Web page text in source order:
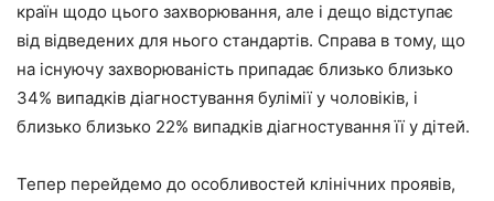
країн щодо цього захворювання, але і дещо відступає
від відведених для нього стандартів. Справа в тому, що
на існуючу захворюваність припадає близько близько
34% випадків діагностування булімії у чоловіків, і
близько близько 22% випадків діагностування її у дітей.
Тепер перейдемо до особливостей клінічних проявів,